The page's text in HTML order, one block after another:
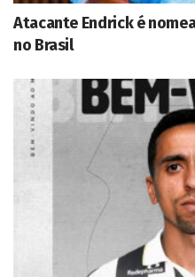
Atacante Endrick é
no Brasil